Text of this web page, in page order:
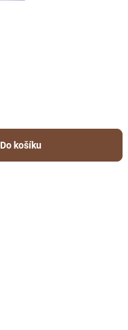
Do košíku